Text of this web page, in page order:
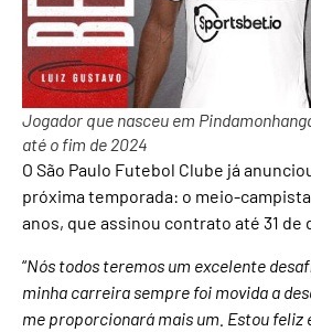
Jogador que nasceu em
até o fim de 2024
O São Paulo Futebol Clube já
próxima temporada: o meio-
anos, que assinou contrato até 31 de
“Nós todos teremos um excelente
minha carreira sempre foi movida a
me proporcionará mais um. Estou feliz